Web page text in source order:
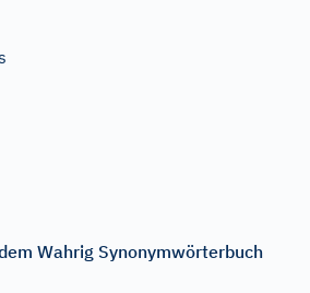
Wahrig Synonymwörterbuch